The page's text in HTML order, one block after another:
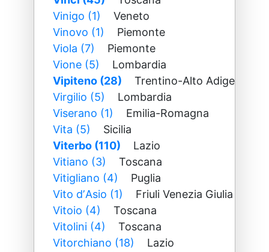
Vinigo (1)
Veneto
Vinovo (1)
Piemonte
Viola (7)
Piemonte
Vione (5)
Lombardia
Vipiteno (28)
Trentino-Alto Adige
Virgilio (5)
Lombardia
Viserano (1)
Emilia-Romagna
Vita (5)
Sicilia
Viterbo (110)
Lazio
Vitiano (3)
Toscana
Vitigliano (4)
Puglia
Vito dʼAsio (1)
Friuli Venezia Giulia
Vitoio (4)
Toscana
Vitolini (4)
Toscana
Vitorchiano (18)
Lazio